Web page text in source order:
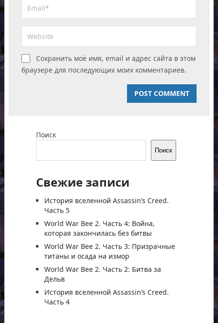
Сохранить моё имя, email и адрес сайта в этом
браузере для последующих моих комментариев.
Поиск
Поиск
Свежие записи
История вселенной Assassin’s Creed.
Часть 5
World War Bee 2. Часть 4: Война,
которая закончилась без битвы
World War Bee 2. Часть 3: Призрачные
титаны и осада на измор
World War Bee 2. Часть 2: Битва за
Дельв
История вселенной Assassin’s Creed.
Часть 4